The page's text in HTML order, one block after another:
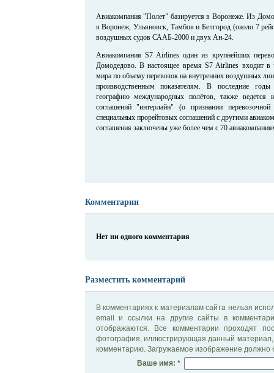
Авиакомпания "Полет" базируется в Воронеже. Из
в Воронеж, Ульяновск, Тамбов и Белгород (около 7
воздушных судов СААБ-2000 и двух Ан-24.
Авиакомпания S7 Airlines один из крупнейших
Домодедово. В настоящее время S7 Airlines входит в
мира по объему перевозок на внутренних воздушных
производственным показателям. В последние
географию международных полётов, также ведется
соглашений "интерлайн" (о признании
специальных прорейтовых соглашений с другими
соглашения заключены уже более чем с 70
Комментарии
Нет ни одного комментария
Разместить комментарий
В комментариях к материалам сайта нельзя
email и ссылки на другие сайты в
отображаются. Все комментарии проходят
фотография, иллюстрирующая данный материал,
комментарию. Загружаемое изображение должно
Ваше имя: *